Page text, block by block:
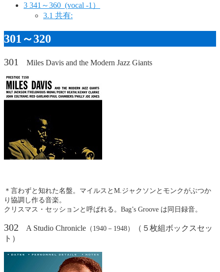
3 341～360 (vocal -1）
3.1 共有:
301～320
301 Miles Davis and the Modern Jazz Giants
＊言わずと知れた名盤。マイルスとM.ジャクソンとモンクがぶつか
り協調し作る音楽。
クリスマス・セッションと呼ばれる。Bag’s Groove は同日録音。
302 A Studio Chronicle （1940－1948）
（５枚組ボックスセッ
ト）